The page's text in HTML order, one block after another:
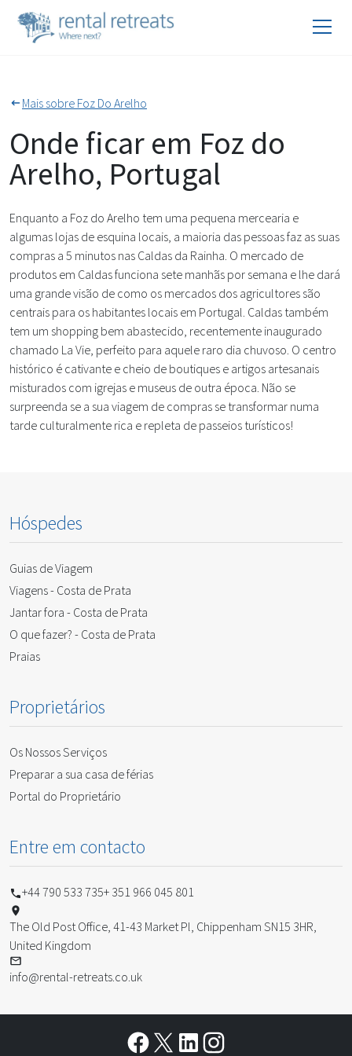
Mais sobre Foz Do Arelho
Onde ficar em Foz do
Arelho, Portugal
Enquanto a Foz do Arelho tem uma pequena mercearia e
algumas lojas de esquina locais, a maioria das pessoas faz as suas
compras a 5 minutos nas Caldas da Rainha. O mercado de
produtos em Caldas funciona sete manhãs por semana e lhe dará
uma grande visão de como os mercados dos agricultores são
centrais para os habitantes locais em Portugal. Caldas também
tem um shopping bem abastecido, recentemente inaugurado
chamado La Vie, perfeito para aquele raro dia chuvoso. O centro
histórico é cativante e cheio de boutiques e artigos artesanais
misturados com igrejas e museus de outra época. Não se
surpreenda se a sua viagem de compras se transformar numa
tarde culturalmente rica e repleta de passeios turísticos!
Hóspedes
Guias de Viagem
Viagens - Costa de Prata
Jantar fora - Costa de Prata
O que fazer? - Costa de Prata
Praias
Proprietários
Os Nossos Serviços
Preparar a sua casa de férias
Portal do Proprietário
Entre em contacto
+44 790 533 735+ 351 966 045 801
The Old Post Office, 41-43 Market Pl, Chippenham SN15 3HR,
United Kingdom
info@rental-retreats.co.uk